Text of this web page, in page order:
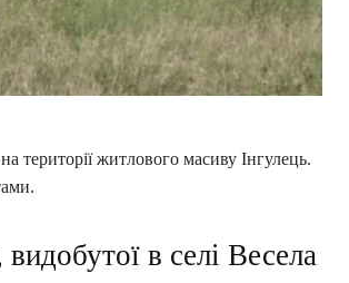
території житлового масиву Інгулець.
в селі Весела